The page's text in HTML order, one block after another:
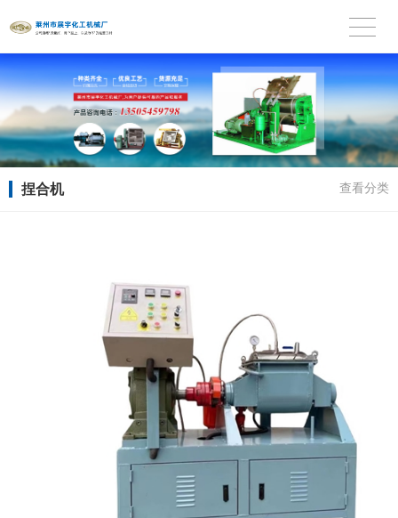
捏合机 查看分类